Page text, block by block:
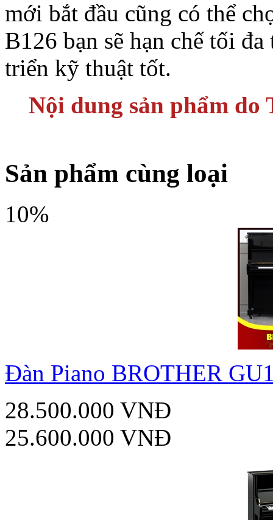
mới bắt đầu cũng có thể
B126 bạn sẽ hạn chế tối
triển kỹ thuật tốt.
Nội dung sản phẩm do
Sản phẩm cùng loại
10%
Đàn Piano BROTHER
28.500.000 VNĐ
25.600.000 VNĐ